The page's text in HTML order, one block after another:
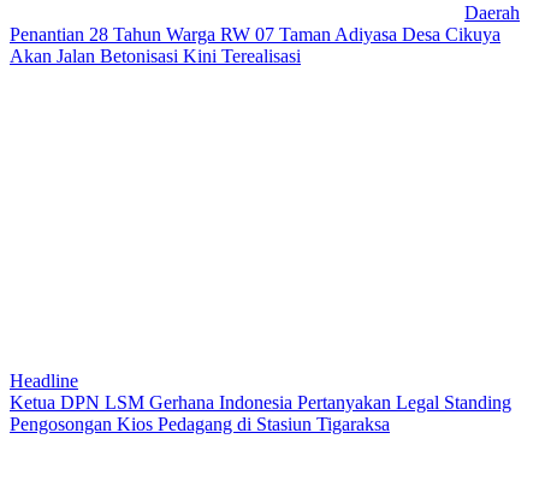
Daerah
Penantian 28 Tahun Warga RW 07 Taman Adiyasa Desa Cikuya
Akan Jalan Betonisasi Kini Terealisasi
Headline
Ketua DPN LSM Gerhana Indonesia Pertanyakan Legal Standing
Pengosongan Kios Pedagang di Stasiun Tigaraksa